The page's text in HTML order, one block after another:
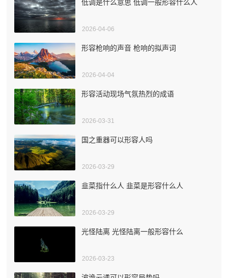
低调是什么意思 低调一般形容什么人
2026-04-06
形容枪响的声音 枪响的拟声词
2026-04-04
形容活动现场气氛热烈的成语
2026-03-31
国之重器可以形容人吗
2026-03-29
韭菜指什么人 韭菜是形容什么人
2026-03-29
光怪陆离 光怪陆离一般形容什么
2026-03-23